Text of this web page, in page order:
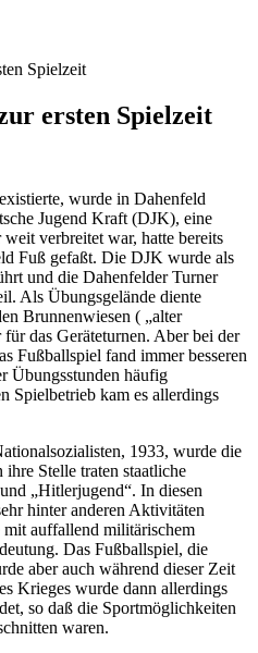
Spielzeit
ersten Spielzeit
wurde in Dahenfeld
Jugend Kraft (DJK), eine
verbreitet war, hatte bereits
Fuß gefaßt. Die DJK wurde als
und die Dahenfelder Turner
Als Übungsgelände diente
Brunnenwiesen ( „alter
das Geräteturnen. Aber bei der
Fußballspiel fand immer besseren
Übungsstunden häufig
Spielbetrieb kam es allerdings
1933, wurde die
Stelle traten staatliche
„Hitlerjugend“. In diesen
hinter anderen Aktivitäten
auffallend militärischem
Das Fußballspiel, die
aber auch während dieser Zeit
Krieges wurde dann allerdings
so daß die Sportmöglichkeiten
waren.